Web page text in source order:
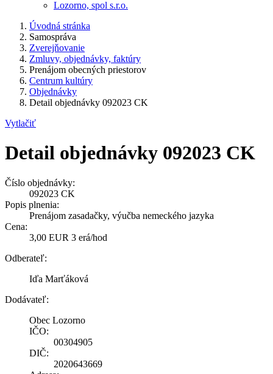
Lozorno, spol s.r.o.
Úvodná stránka
Samospráva
Zverejňovanie
Zmluvy, objednávky, faktúry
Prenájom obecných priestorov
Centrum kultúry
Objednávky
Detail objednávky 092023 CK
Vytlačiť
Detail objednávky 092023 CK
Číslo objednávky:
092023 CK
Popis plnenia:
Prenájom zasadačky, výučba nemeckého jazyka
Cena:
3,00 EUR 3 erá/hod
Odberateľ:
Iďa Marťáková
Dodávateľ:
Obec Lozorno
IČO:
00304905
DIČ:
2020643669